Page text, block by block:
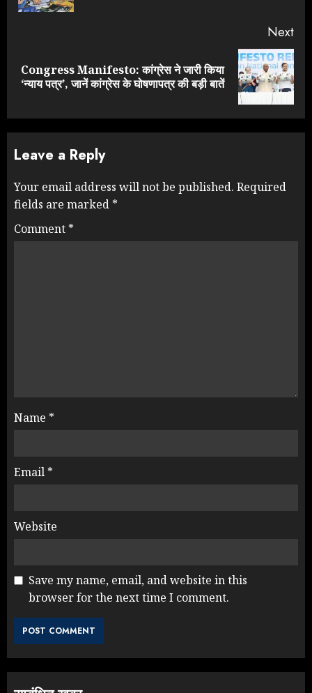
Next
Next
post:
Congress Manifesto: कांग्रेस ने जारी किया
‘न्याय पत्र’, जानें कांग्रेस के घोषणापत्र की बड़ी बातें
Leave a Reply
Your email address will not be published. Required
fields are marked *
Comment *
Name *
Email *
Website
Save my name, email, and website in this
browser for the next time I comment.
NEET महाघोटाले पर Rahul Gandhi